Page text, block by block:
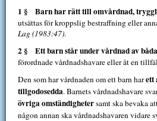
1 § Barn har rätt till omvårdnad,
utsättas för kroppslig bestraffning eller
Lag (1983:47).
2 § Ett barn står under vårdnad av
förordnade vårdnadshavare eller åt en
Den som har vårdnaden om ett barn harett
tillgodosedda. Barnets vårdnadshavare
övriga omständighetersamt ska bevaka
någon annan ska vårdnadshavaren vidare